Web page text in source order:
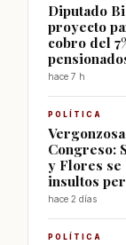
Diputado
proyecto
cobro del
hace 7 h
POLÍTICA
Congreso:
y Flores se
insultos
hace 2 días
POLÍTICA